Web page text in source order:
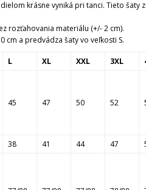
krásne vyniká pri tanci. Tieto šaty
rozťahovania materiálu (+/- 2 cm).
cm a predvádza šaty vo veľkosti S.
L XL XXL 3XL
45 47 50 52
38 41 44 47